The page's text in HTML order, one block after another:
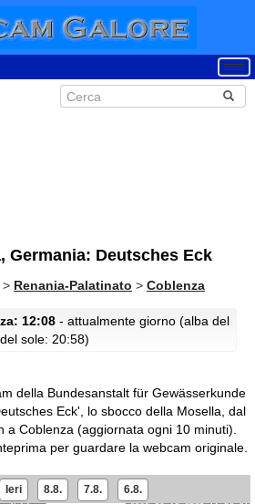
Germania: Deutsches Eck
> Renania-Palatinato > Coblenza
12:08 - attualmente giorno (alba del
sole: 20:58)
della Bundesanstalt für Gewässerkunde
Eck', lo sbocco della Mosella, dal
a Coblenza (aggiornata ogni 10 minuti).
per guardare la webcam originale.
Ieri 8.8. 7.8. 6.8.